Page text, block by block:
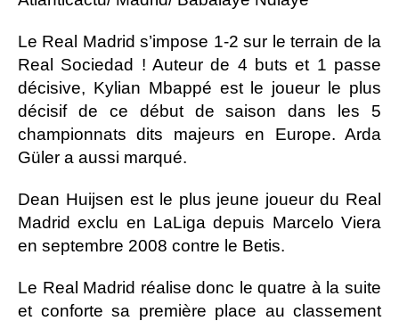
Le Real Madrid s’impose 1-2 sur le terrain de la
Real Sociedad ! Auteur de 4 buts et 1 passe
décisive, Kylian Mbappé est le joueur le plus
décisif de ce début de saison dans les 5
championnats dits majeurs en Europe. Arda
Güler a aussi marqué.
Dean Huijsen est le plus jeune joueur du Real
Madrid exclu en LaLiga depuis Marcelo Viera
en septembre 2008 contre le Betis.
Le Real Madrid réalise donc le quatre à la suite
et conforte sa première place au classement